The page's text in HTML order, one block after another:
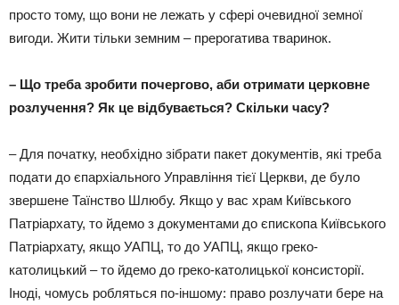
просто тому, що вони не лежать у сфері очевидної земної
вигоди. Жити тільки земним – прерогатива тваринок.
– Що треба зробити почергово, аби отримати церковне
розлучення? Як це відбувається? Скільки часу?
– Для початку, необхідно зібрати пакет документів, які треба
подати до єпархіального Управління тієї Церкви, де було
звершене Таїнство Шлюбу. Якщо у вас храм Київського
Патріархату, то йдемо з документами до єпископа Київського
Патріархату, якщо УАПЦ, то до УАПЦ, якщо греко-
католицький – то йдемо до греко-католицької консисторії.
Іноді, чомусь робляться по-іншому: право розлучати бере на